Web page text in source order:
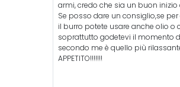
armi, credo che sia un buon inizio
Se posso dare un consiglio,se
il burro potete usare anche olio o
soprattutto godetevi il momento
secondo me è quello più
APPETITO!!!!!!!